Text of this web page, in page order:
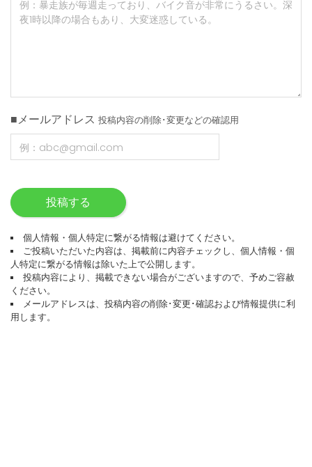
■メールアドレス 投稿内容の削除･変更などの確認用
投稿する
個人情報・個人特定に繋がる情報は避けてください。
ご投稿いただいた内容は、掲載前に内容チェックし、個人情報・個
人特定に繋がる情報は除いた上で公開します。
投稿内容により、掲載できない場合がございますので、予めご容赦
ください。
メールアドレスは、投稿内容の削除･変更･確認および情報提供に利
用します。